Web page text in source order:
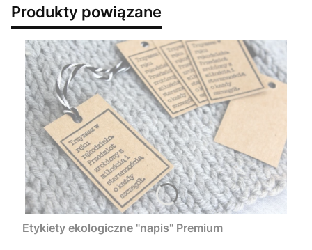
Produkty powiązane
Etykiety ekologiczne "napis" Premium